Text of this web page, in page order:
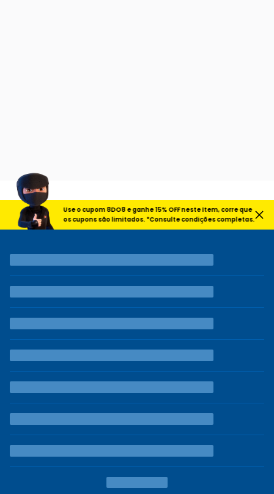
Use o cupom 8DO8 e ganhe 15% OFF neste item, corre que
os cupons são limitados. *Consulte condições completas.